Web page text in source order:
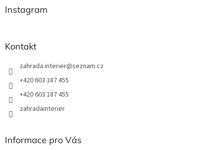
Instagram
Kontakt
zahrada.interier@seznam.cz
+420 603 187 455
+420 603 187 455
zahradainterier
Informace pro Vás